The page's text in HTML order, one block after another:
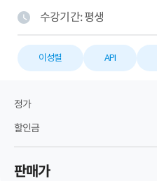
수강기간:평생
이성렬 API
정가
할인금
판매가